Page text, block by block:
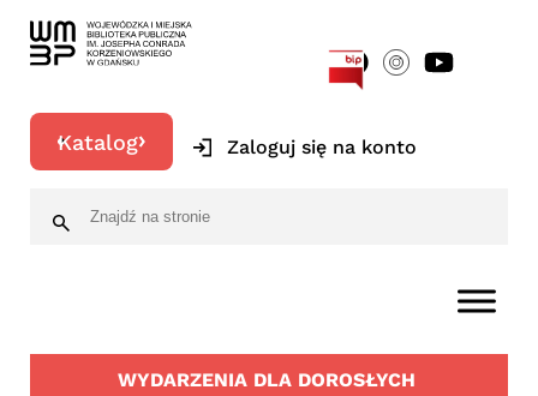
Katalog Zaloguj się na konto
WYDARZENIA DLA DOROSŁYCH